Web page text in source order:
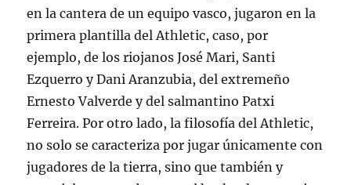
en la cantera de un equipo vasco, jugaron en la
primera plantilla del Athletic, caso, por
ejemplo, de los riojanos José Mari, Santi
Ezquerro y Dani Aranzubia, del extremeño
Ernesto Valverde y del salmantino Patxi
Ferreira. Por otro lado, la filosofía del Athletic,
no solo se caracteriza por jugar únicamente con
jugadores de la tierra, sino que también y